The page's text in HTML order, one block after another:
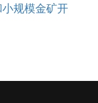
规模金矿开